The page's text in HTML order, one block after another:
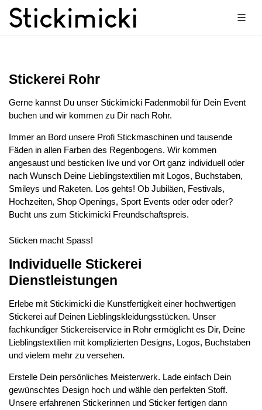
Stickerei Rohr
Gerne kannst Du unser Stickimicki Fadenmobil für Dein Event
buchen und wir kommen zu Dir nach Rohr.
Immer an Bord unsere Profi Stickmaschinen und tausende
Fäden in allen Farben des Regenbogens. Wir kommen
angesaust und besticken live und vor Ort ganz individuell oder
nach Wunsch Deine Lieblingstextilien mit Logos, Buchstaben,
Smileys und Raketen. Los gehts! Ob Jubiläen, Festivals,
Hochzeiten, Shop Openings, Sport Events oder oder oder?
Bucht uns zum Stickimicki Freundschaftspreis.
Sticken macht Spass!
Individuelle Stickerei
Dienstleistungen
Erlebe mit Stickimicki die Kunstfertigkeit einer hochwertigen
Stickerei auf Deinen Lieblingskleidungsstücken. Unser
fachkundiger Stickereiservice in Rohr ermöglicht es Dir, Deine
Lieblingstextilien mit komplizierten Designs, Logos, Buchstaben
und vielem mehr zu versehen.
Erstelle Dein persönliches Meisterwerk. Lade einfach Dein
gewünschtes Design hoch und wähle den perfekten Stoff.
Unsere erfahrenen Stickerinnen und Sticker fertigen dann